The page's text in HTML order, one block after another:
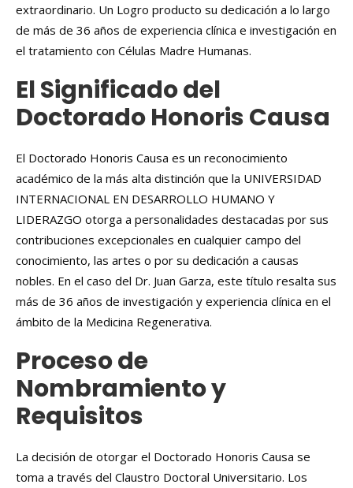
extraordinario. Un Logro producto su dedicación a lo largo
de más de 36 años de experiencia clínica e investigación en
el tratamiento con Células Madre Humanas.
El Significado del
Doctorado Honoris Causa
El Doctorado Honoris Causa es un reconocimiento
académico de la más alta distinción que la UNIVERSIDAD
INTERNACIONAL EN DESARROLLO HUMANO Y
LIDERAZGO otorga a personalidades destacadas por sus
contribuciones excepcionales en cualquier campo del
conocimiento, las artes o por su dedicación a causas
nobles. En el caso del Dr. Juan Garza, este título resalta sus
más de 36 años de investigación y experiencia clínica en el
ámbito de la Medicina Regenerativa.
Proceso de
Nombramiento y
Requisitos
La decisión de otorgar el Doctorado Honoris Causa se
toma a través del Claustro Doctoral Universitario. Los